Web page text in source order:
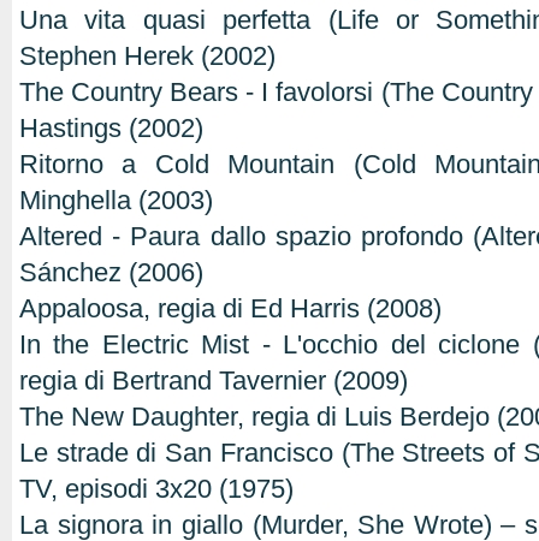
Una vita quasi perfetta (Life or
Stephen Herek (2002)
The Country Bears - I favolorsi (The
Hastings (2002)
Ritorno a Cold Mountain (Cold
Minghella (2003)
Altered - Paura dallo spazio profondo
Sánchez (2006)
Appaloosa, regia di Ed Harris (2008)
In the Electric Mist - L'occhio del ciclone
regia di Bertrand Tavernier (2009)
The New Daughter, regia di Luis Berdejo
Le strade di San Francisco (The Streets of
TV, episodi 3x20 (1975)
La signora in giallo (Murder, She Wrote) –